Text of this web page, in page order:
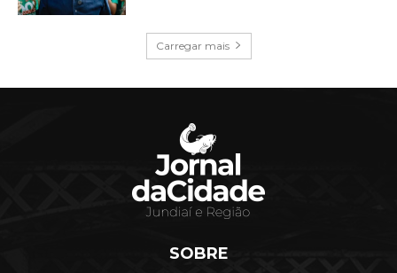
Carregar mais
SOBRE